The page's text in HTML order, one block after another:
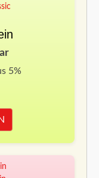
5%